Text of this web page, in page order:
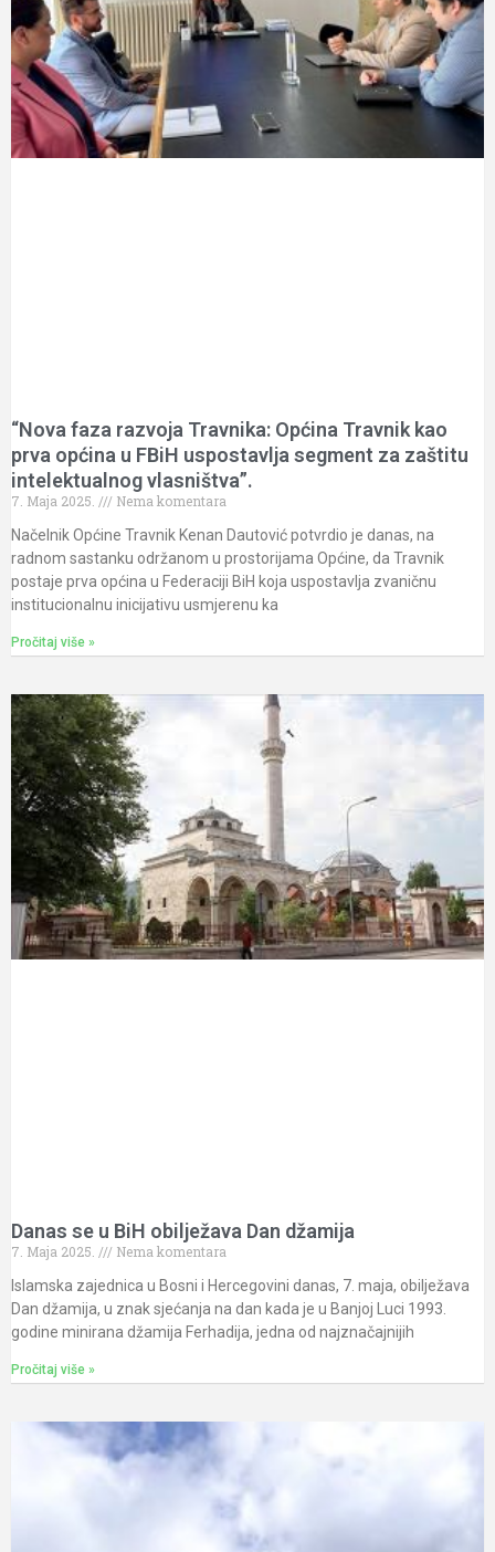
“Nova faza razvoja Travnika: Općina Travnik kao
prva općina u FBiH uspostavlja segment za zaštitu
intelektualnog vlasništva”.
7. Maja 2025.
Nema komentara
Načelnik Općine Travnik Kenan Dautović potvrdio je danas, na
radnom sastanku održanom u prostorijama Općine, da Travnik
postaje prva općina u Federaciji BiH koja uspostavlja zvaničnu
institucionalnu inicijativu usmjerenu ka
Pročitaj više »
Danas se u BiH obilježava Dan džamija
7. Maja 2025.
Nema komentara
Islamska zajednica u Bosni i Hercegovini danas, 7. maja, obilježava
Dan džamija, u znak sjećanja na dan kada je u Banjoj Luci 1993.
godine minirana džamija Ferhadija, jedna od najznačajnijih
Pročitaj više »